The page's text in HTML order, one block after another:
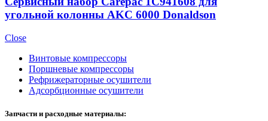
угольной колонны AKC 6000 Donaldson
Close
Винтовые компрессоры
Поршневые компрессоры
Рефрижераторные осушители
Адсорбционные осушители
Запчасти и расходные материалы: